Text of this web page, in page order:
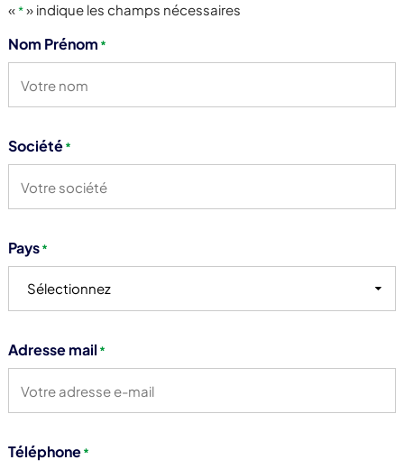
«*» indique les champs nécessaires
Nom Prénom *
Société*
Pays*
Sélectionnez
Adresse mail *
Téléphone*